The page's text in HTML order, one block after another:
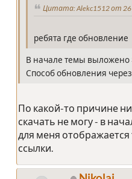
Цитата: Alekc1512 от 26
ребята где обновление
В начале темы выложено
Способ обновления
По какой-то причине
скачать не могу - в
для меня отображается
ссылки.